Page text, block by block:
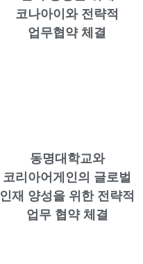
코나아이와 전략적
업무협약 체결
동명대학교와
코리아어게인의 글로벌
인재 양성을 위한 전략적
업무 협약 체결